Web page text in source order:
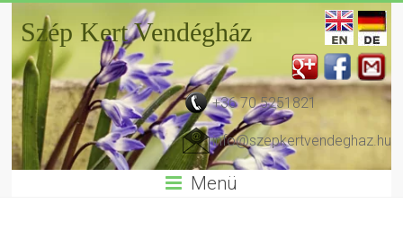
Szép Kert Vendégház
+36 70 5251821
info@szepkertvendeghaz.hu
Menü